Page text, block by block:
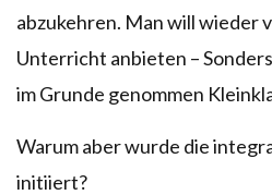
abzukehren. Man will wieder
Unterricht anbieten –
im Grunde genommen
Warum aber wurde die
initiiert?